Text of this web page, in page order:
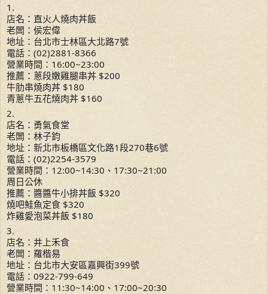
1.
店名：直火人燒肉丼飯
老闆：侯宏偉
地址：台北市士林區大北路7號
電話：(02)2881-8366
營業時間：16:00~23:00
推薦：蔥段嫩雞腿串丼 $200
牛肋串燒肉丼 $180
青蔥牛五花燒肉丼 $160
2.
店名：勇氣食堂
老闆：林子鈞
地址：新北市板橋區文化路1段270巷6號
電話：(02)2254-3579
營業時間：12:00~14:30、17:30~21:00
周日公休
推薦：醬醬牛小排丼飯 $320
燒吧鮭魚定食 $320
炸雞愛泡菜丼飯 $180
3.
店名：井上禾食
老闆：羅楷易
地址：台北市大安區嘉興街399號
電話：0922-799-649
營業時間：11:30~14:00、17:00~20:30